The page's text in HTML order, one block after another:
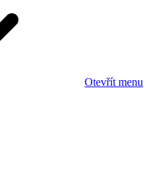
Otevřít menu